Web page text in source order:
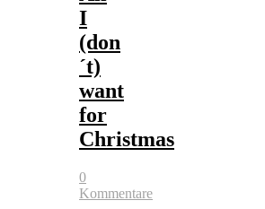
I
(don
´t)
want
for
Christmas
0
Kommentare